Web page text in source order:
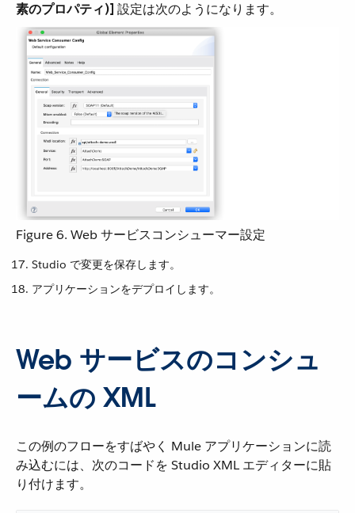
素のプロパティ)] ​ 設定は次のようになります。
Figure 6. Web サービスコンシューマー設定
Studio で変更を保存します。
アプリケーションをデプロイします。
Web サービスのコンシュ
ームの XML
この例のフローをすばやく Mule アプリケーションに読
み込むには、次のコードを Studio XML エディターに貼
り付けます。